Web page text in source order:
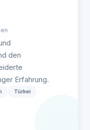
den
Erfahrung.
Türkei